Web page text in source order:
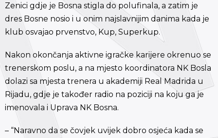
Zenici gdje je Bosna stigla do polufinala, a zatim je
dres Bosne nosio i u onim najslavnijim danima kada je
klub osvajao prvenstvo, Kup, Superkup.
Nakon okončanja aktivne igračke karijere okrenuo se
trenerskom poslu, a na mjesto koordinatora NK Bosla
dolazi sa mjesta trenera u akademiji Real Madrida u
Rijadu, gdje je također radio na poziciji na koju ga je
imenovala i Uprava NK Bosna.
– “Naravno da se čovjek uvijek dobro osjeća kada se